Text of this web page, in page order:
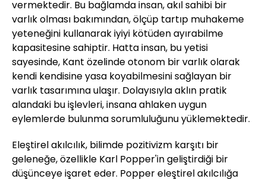
vermektedir. Bu bağlamda insan, akıl sahibi bir
varlık olması bakımından, ölçüp tartıp muhakeme
yeteneğini kullanarak iyiyi kötüden ayırabilme
kapasitesine sahiptir. Hatta insan, bu yetisi
sayesinde, Kant özelinde otonom bir varlık olarak
kendi kendisine yasa koyabilmesini sağlayan bir
varlık tasarımına ulaşır. Dolayısıyla aklın pratik
alandaki bu işlevleri, insana ahlaken uygun
eylemlerde bulunma sorumluluğunu yüklemektedir.
Eleştirel akılcılık, bilimde pozitivizm karşıtı bir
geleneğe, özellikle Karl Popper'in geliştirdiği bir
düşünceye işaret eder. Popper eleştirel akılcılığa